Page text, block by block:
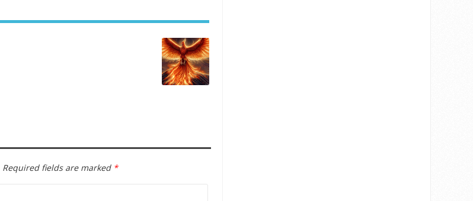
Required fields are marked *